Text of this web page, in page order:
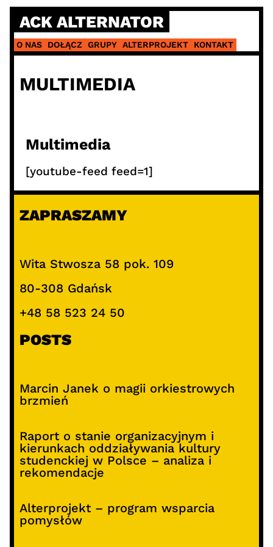
ACK ALTERNATOR
O NAS DOŁĄCZ GRUPY ALTERPROJEKT KONTAKT
MULTIMEDIA
Multimedia
[youtube-feed feed=1]
ZAPRASZAMY
Wita Stwosza 58 pok. 109
80-308 Gdańsk
+48 58 523 24 50
POSTS
Marcin Janek o magii orkiestrowych
brzmień
Raport o stanie organizacyjnym i
kierunkach oddziaływania kultury
studenckiej w Polsce – analiza i
rekomendacje
Alterprojekt – program wsparcia
pomysłów